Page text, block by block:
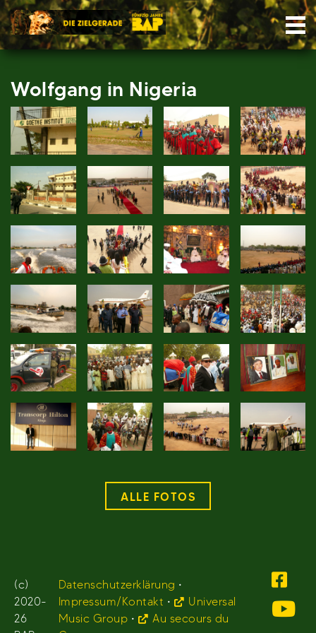
Skip
to
content
Wolfgang in Nigeria
ALLE FOTOS
(c)
2020-
26
Datenschutzerklärung •
Impressum/Kontakt •
Universal
Music Group •
Au secours du